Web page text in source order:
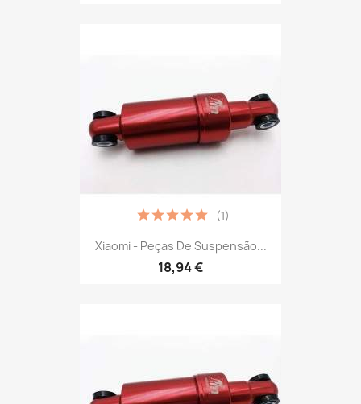
Xiaomi - Peças De Suspensão...
18,94 €
(1)